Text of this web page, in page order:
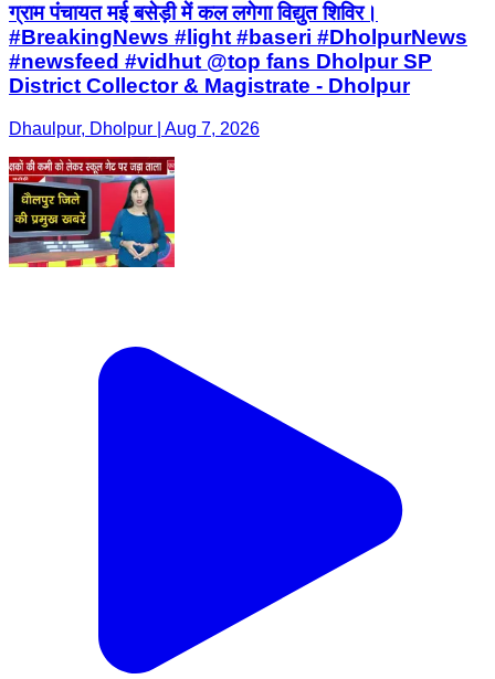
ग्राम पंचायत मई बसेड़ी में कल लगेगा विद्युत शिविर।
#BreakingNews #light #baseri #DholpurNews
#newsfeed #vidhut @top fans Dholpur SP
District Collector & Magistrate - Dholpur
Dhaulpur, Dholpur | Aug 7, 2026